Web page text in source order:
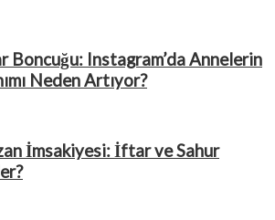
Boncuğu: Instagram’da Annelerin
Neden Artıyor?
İmsakiyesi: İftar ve Sahur